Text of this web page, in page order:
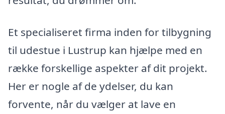
Et specialiseret firma inden for tilbygning
til udestue i Lustrup kan hjælpe med en
række forskellige aspekter af dit projekt.
Her er nogle af de ydelser, du kan
forvente, når du vælger at lave en